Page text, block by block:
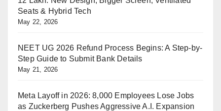
Seats & Hybrid Tech
May 22, 2026
NEET UG 2026 Refund Process Begins: A Step-by-
Step Guide to Submit Bank Details
May 21, 2026
Meta Layoff in 2026: 8,000 Employees Lose Jobs
as Zuckerberg Pushes Aggressive A.I. Expansion